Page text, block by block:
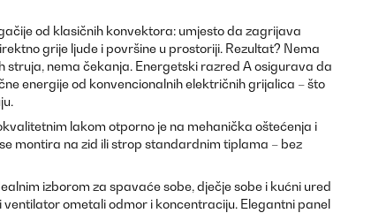
od klasičnih konvektora: umjesto da zagrijava
grije ljude i površine u prostoriji. Rezultat? Nema
struja, nema čekanja. Energetski razred A osigurava da
energije od konvencionalnih električnih grijalica – što
lakom otporno je na mehanička oštećenja i
montira na zid ili strop standardnim tiplama – bez
izborom za spavaće sobe, dječje sobe i kućni ured
ometali odmor i koncentraciju. Elegantni panel